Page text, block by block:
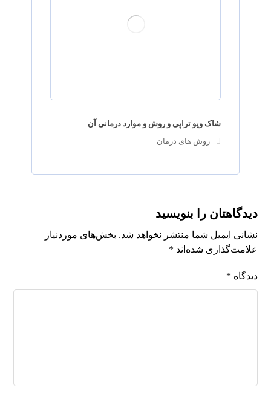
شاک ویو تراپی و روش و موارد درمانی آن
روش های درمان
دیدگاهتان را بنویسید
نشانی ایمیل شما منتشر نخواهد شد. بخش‌های موردنیاز
علامت‌گذاری شده‌اند *
دیدگاه *